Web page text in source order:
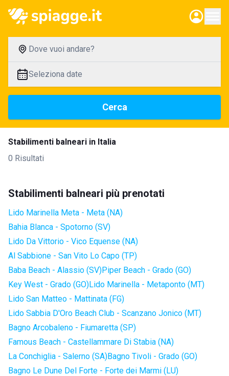
Dove vuoi andare?
Seleziona date
Cerca
Stabilimenti balneari in Italia
0 Risultati
Stabilimenti balneari più prenotati
Lido Marinella Meta - Meta (NA)
Bahia Blanca - Spotorno (SV)
Lido Da Vittorio - Vico Equense (NA)
Al Sabbione - San Vito Lo Capo (TP)
Baba Beach - Alassio (SV)Piper Beach - Grado (GO)
Key West - Grado (GO)Lido Marinella - Metaponto (MT)
Lido San Matteo - Mattinata (FG)
Lido Sabbia D'Oro Beach Club - Scanzano Jonico (MT)
Bagno Arcobaleno - Fiumaretta (SP)
Famous Beach - Castellammare Di Stabia (NA)
La Conchiglia - Salerno (SA)Bagno Tivoli - Grado (GO)
Bagno Le Dune Del Forte - Forte dei Marmi (LU)